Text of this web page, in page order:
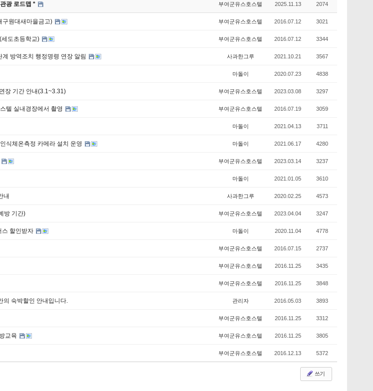
광 로드맵 * 부여군유스호스텔 2025.11.13 2074
구원대새마을금고) 부여군유스호스텔 2016.07.12 3021
도초등학교) 부여군유스호스텔 2016.07.12 3344
방역조치 행정명령 연장 알림 사과한그루 2021.10.21 3567
마돌이 2020.07.23 4838
장 기간 안내(3.1~3.31) 부여군유스호스텔 2023.03.08 3297
텔 실내경장에서 촬영 부여군유스호스텔 2016.07.19 3059
마돌이 2021.04.13 3711
식체온측정 카메라 설치 운영 마돌이 2021.06.17 4280
부여군유스호스텔 2023.03.14 3237
마돌이 2021.01.05 3610
내 사과한그루 2020.02.25 4573
방 기간) 부여군유스호스텔 2023.04.04 3247
스 할인받자 마돌이 2020.11.04 4778
부여군유스호스텔 2016.07.15 2737
부여군유스호스텔 2016.11.25 3435
부여군유스호스텔 2016.11.25 3848
의 숙박할인 안내입니다. 관리자 2016.05.03 3893
부여군유스호스텔 2016.11.25 3312
교육 부여군유스호스텔 2016.11.25 3805
부여군유스호스텔 2016.12.13 5372
쓰기